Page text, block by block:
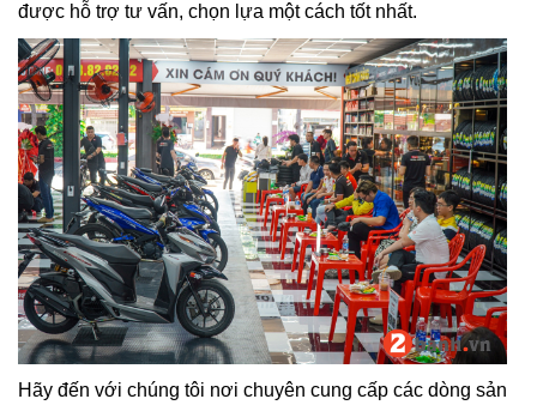
được hỗ trợ tư vấn, chọn lựa một cách tốt nhất.
Hãy đến với chúng tôi nơi chuyên cung cấp các dòng sản